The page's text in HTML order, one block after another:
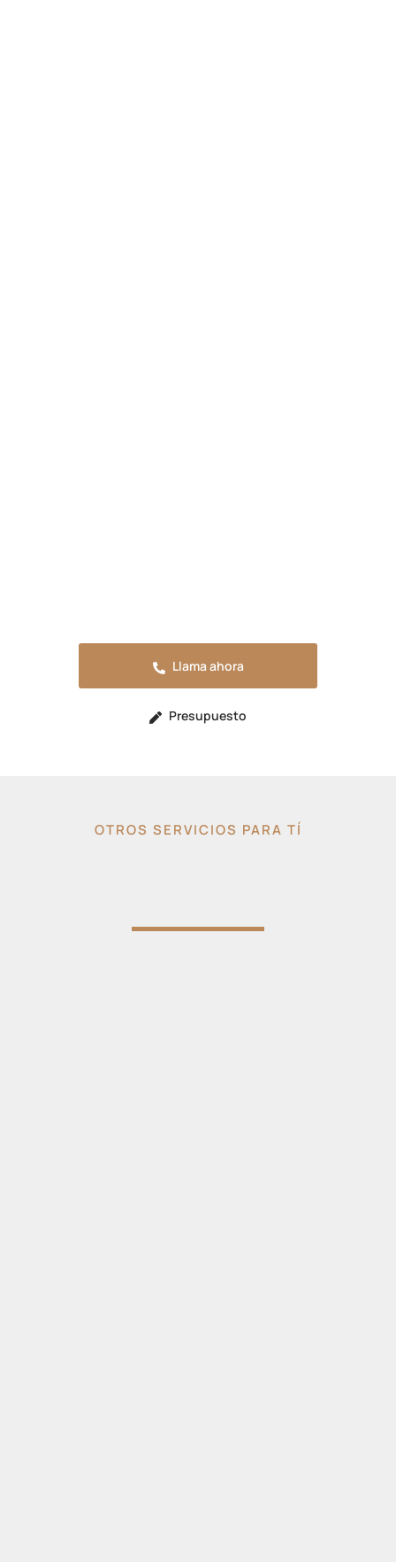
Llama ahora
Presupuesto
OTROS SERVICIOS PARA TÍ